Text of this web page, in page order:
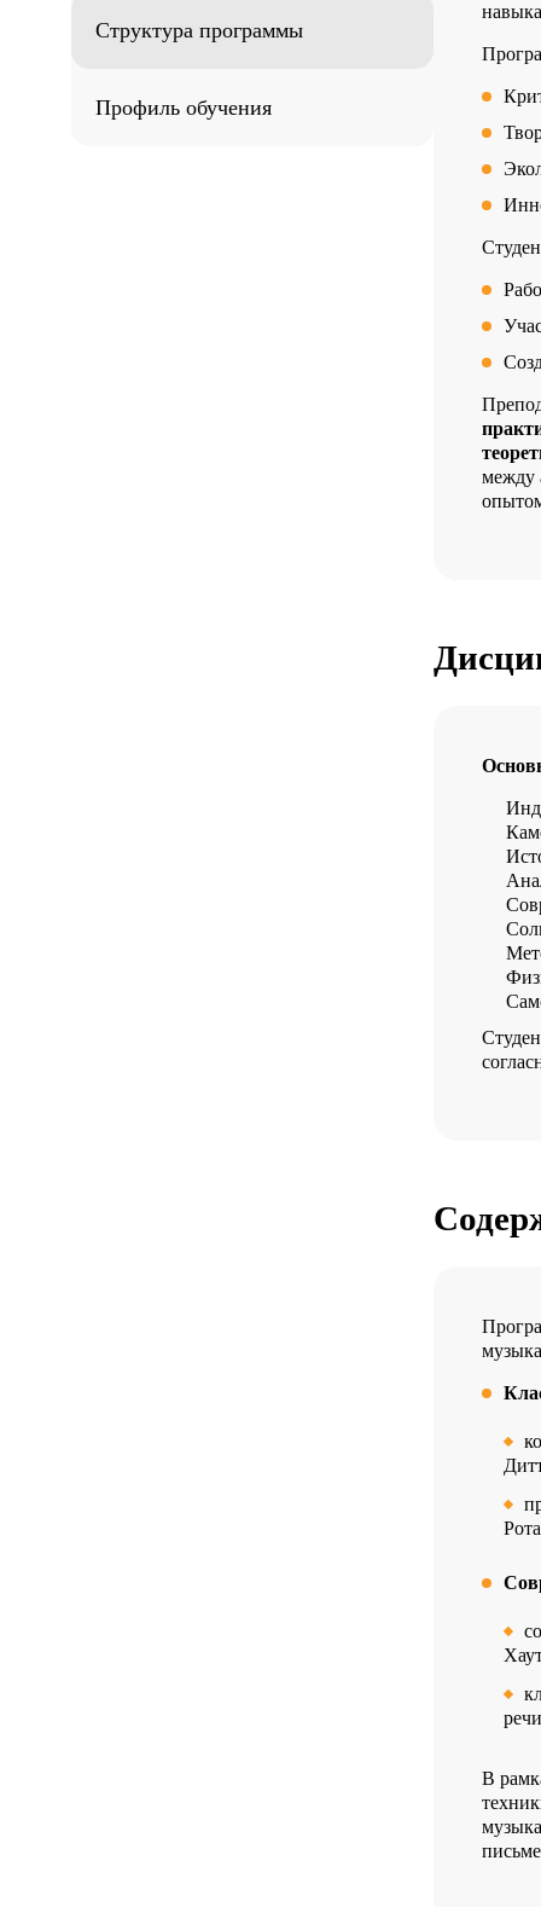
Структура программы
Профиль обучения
между
В